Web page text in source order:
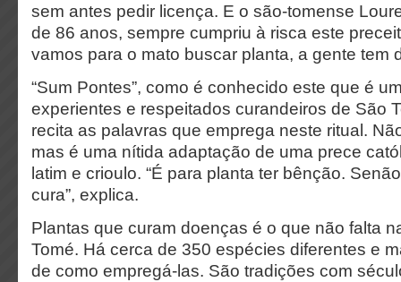
sem antes pedir licença. E o são-tomense
de 86 anos, sempre cumpriu à risca este
vamos para o mato buscar planta, a gente tem
“Sum Pontes”, como é conhecido este que é
experientes e respeitados curandeiros de São
recita as palavras que emprega neste ritual.
mas é uma nítida adaptação de uma prece
latim e crioulo. “É para planta ter bênção.
cura”, explica.
Plantas que curam doenças é o que não falta
Tomé. Há cerca de 350 espécies diferentes e
de como empregá-las. São tradições com